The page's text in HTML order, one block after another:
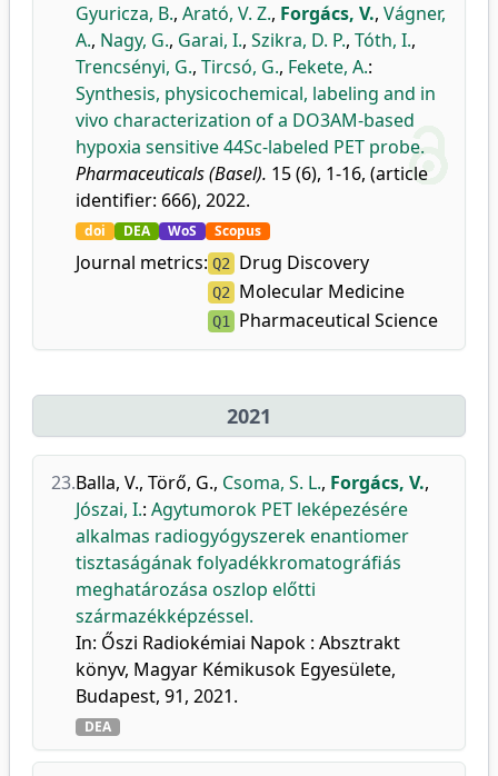
Gyuricza, B., Arató, V. Z., Forgács, V., Vágner,
A., Nagy, G., Garai, I., Szikra, D. P., Tóth, I.,
Trencsényi, G., Tircsó, G., Fekete, A.:
Synthesis, physicochemical, labeling and in
vivo characterization of a DO3AM-based
hypoxia sensitive 44Sc-labeled PET probe.
Pharmaceuticals (Basel). 15 (6), 1-16, (article
identifier: 666), 2022.
doi DEA WoS Scopus
Journal metrics: Q2 Drug Discovery
Q2 Molecular Medicine
Q1 Pharmaceutical Science
2021
23.Balla, V., Törő, G., Csoma, S. L., Forgács, V.,
Jószai, I.: Agytumorok PET leképezésére
alkalmas radiogyógyszerek enantiomer
tisztaságának folyadékkromatográfiás
meghatározása oszlop előtti
származékképzéssel.
In: Őszi Radiokémiai Napok : Absztrakt
könyv, Magyar Kémikusok Egyesülete,
Budapest, 91, 2021.
DEA